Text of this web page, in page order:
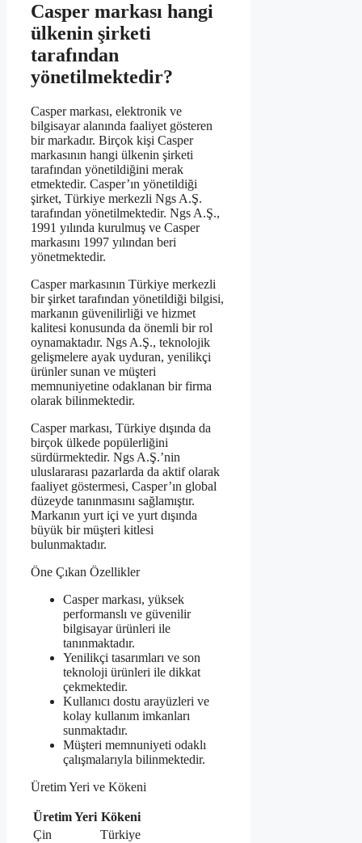
Casper markası hangi
ülkenin şirketi
tarafından
yönetilmektedir?
Casper markası, elektronik ve
bilgisayar alanında faaliyet gösteren
bir markadır. Birçok kişi Casper
markasının hangi ülkenin şirketi
tarafından yönetildiğini merak
etmektedir. Casper’ın yönetildiği
şirket, Türkiye merkezli Ngs A.Ş.
tarafından yönetilmektedir. Ngs A.Ş.,
1991 yılında kurulmuş ve Casper
markasını 1997 yılından beri
yönetmektedir.
Casper markasının Türkiye merkezli
bir şirket tarafından yönetildiği bilgisi,
markanın güvenilirliği ve hizmet
kalitesi konusunda da önemli bir rol
oynamaktadır. Ngs A.Ş., teknolojik
gelişmelere ayak uyduran, yenilikçi
ürünler sunan ve müşteri
memnuniyetine odaklanan bir firma
olarak bilinmektedir.
Casper markası, Türkiye dışında da
birçok ülkede popülerliğini
sürdürmektedir. Ngs A.Ş.’nin
uluslararası pazarlarda da aktif olarak
faaliyet göstermesi, Casper’ın global
düzeyde tanınmasını sağlamıştır.
Markanın yurt içi ve yurt dışında
büyük bir müşteri kitlesi
bulunmaktadır.
Öne Çıkan Özellikler
Casper markası, yüksek
performanslı ve güvenilir
bilgisayar ürünleri ile
tanınmaktadır.
Yenilikçi tasarımları ve son
teknoloji ürünleri ile dikkat
çekmektedir.
Kullanıcı dostu arayüzleri ve
kolay kullanım imkanları
sunmaktadır.
Müşteri memnuniyeti odaklı
çalışmalarıyla bilinmektedir.
Üretim Yeri ve Kökeni
Üretim Yeri Kökeni
Çin
Türkiye